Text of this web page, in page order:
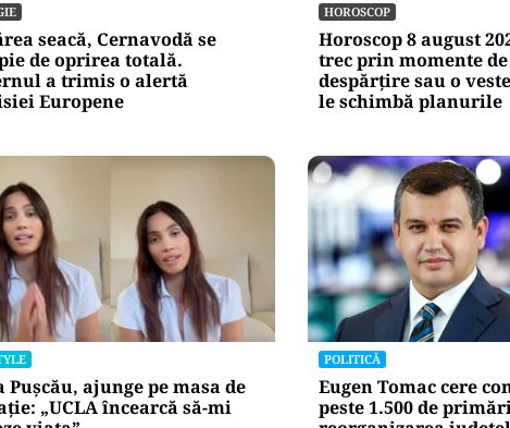
Alte Articole Importante
seacă, Cernavodă se
HOROSCOP
Horoscop 8 august